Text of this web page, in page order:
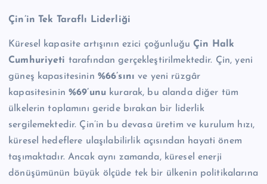
Çin’in Tek Taraflı Liderliği
Küresel kapasite artışının ezici çoğunluğuÇin Halk
Cumhuriyeti tarafından gerçekleştirilmektedir. Çin, yeni
güneş kapasitesinin %66’sını ve yeni rüzgâr
kapasitesinin%69’unu kurarak, bu alanda diğer tüm
ülkelerin toplamını geride bırakan bir liderlik
sergilemektedir. Çin’in bu devasa üretim ve kurulum hızı,
küresel hedeflere ulaşılabilirlik açısından hayati önem
taşımaktadır. Ancak aynı zamanda, küresel enerji
dönüşümünün büyük ölçüde tek bir ülkenin politikalarına